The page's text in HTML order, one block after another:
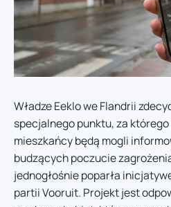
Władze Eeklo we Flandrii
specjalnego punktu, za
mieszkańcy będą mogli
budzących poczucie
jednogłośnie poparła
partii Vooruit. Projekt jest